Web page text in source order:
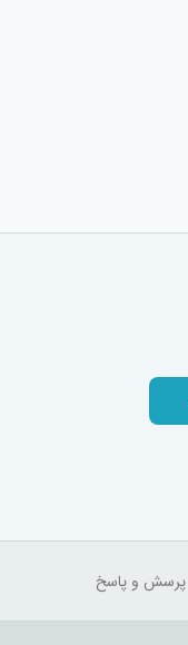
پرسش و پاسخ